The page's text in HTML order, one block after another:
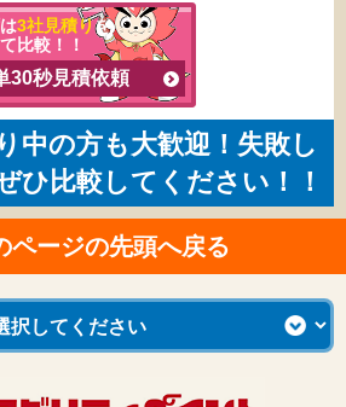
3社見積りを
比較！！
30秒見積依頼
中の方も大歓迎！失敗し
ひ比較してください！！
ページの先頭へ戻る